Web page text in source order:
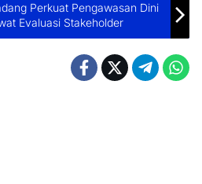
Perkuat Pengawasan Dini
Evaluasi Stakeholder